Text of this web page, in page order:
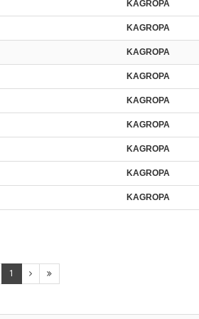
KAGROPA
KAGROPA
KAGROPA
KAGROPA
KAGROPA
KAGROPA
KAGROPA
KAGROPA
KAGROPA
1